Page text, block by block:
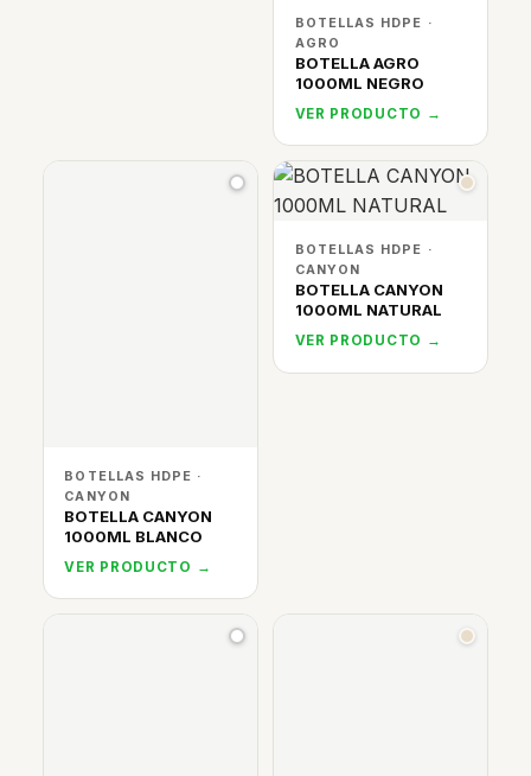
BOTELLAS HDPE ·
AGRO
BOTELLA AGRO
1000ML NEGRO
VER PRODUCTO →
BOTELLAS HDPE ·
CANYON
BOTELLA CANYON
1000ML BLANCO
VER PRODUCTO →
BOTELLAS HDPE ·
CANYON
BOTELLA CANYON
1000ML NATURAL
VER PRODUCTO →